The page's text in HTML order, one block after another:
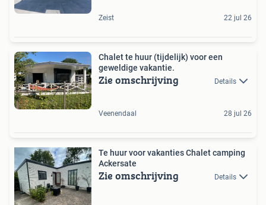
Zeist 22 jul 26
Chalet te huur (tijdelijk) voor een
geweldige vakantie.
Zie omschrijving Details
Veenendaal 28 jul 26
Te huur voor vakanties Chalet camping
Ackersate
Zie omschrijving Details